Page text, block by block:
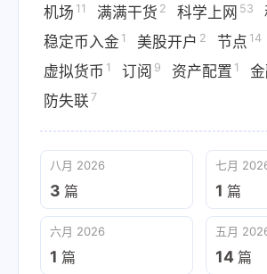
机场 11 满满干货 2 科学上网 53
稳定币入金 1 美股开户 2 节点 14
虚拟货币 1 订阅 9 资产配置 1
防失联 7
八月 2026
3 篇
七月
1 篇
六月 2026
1 篇
五月
14 篇